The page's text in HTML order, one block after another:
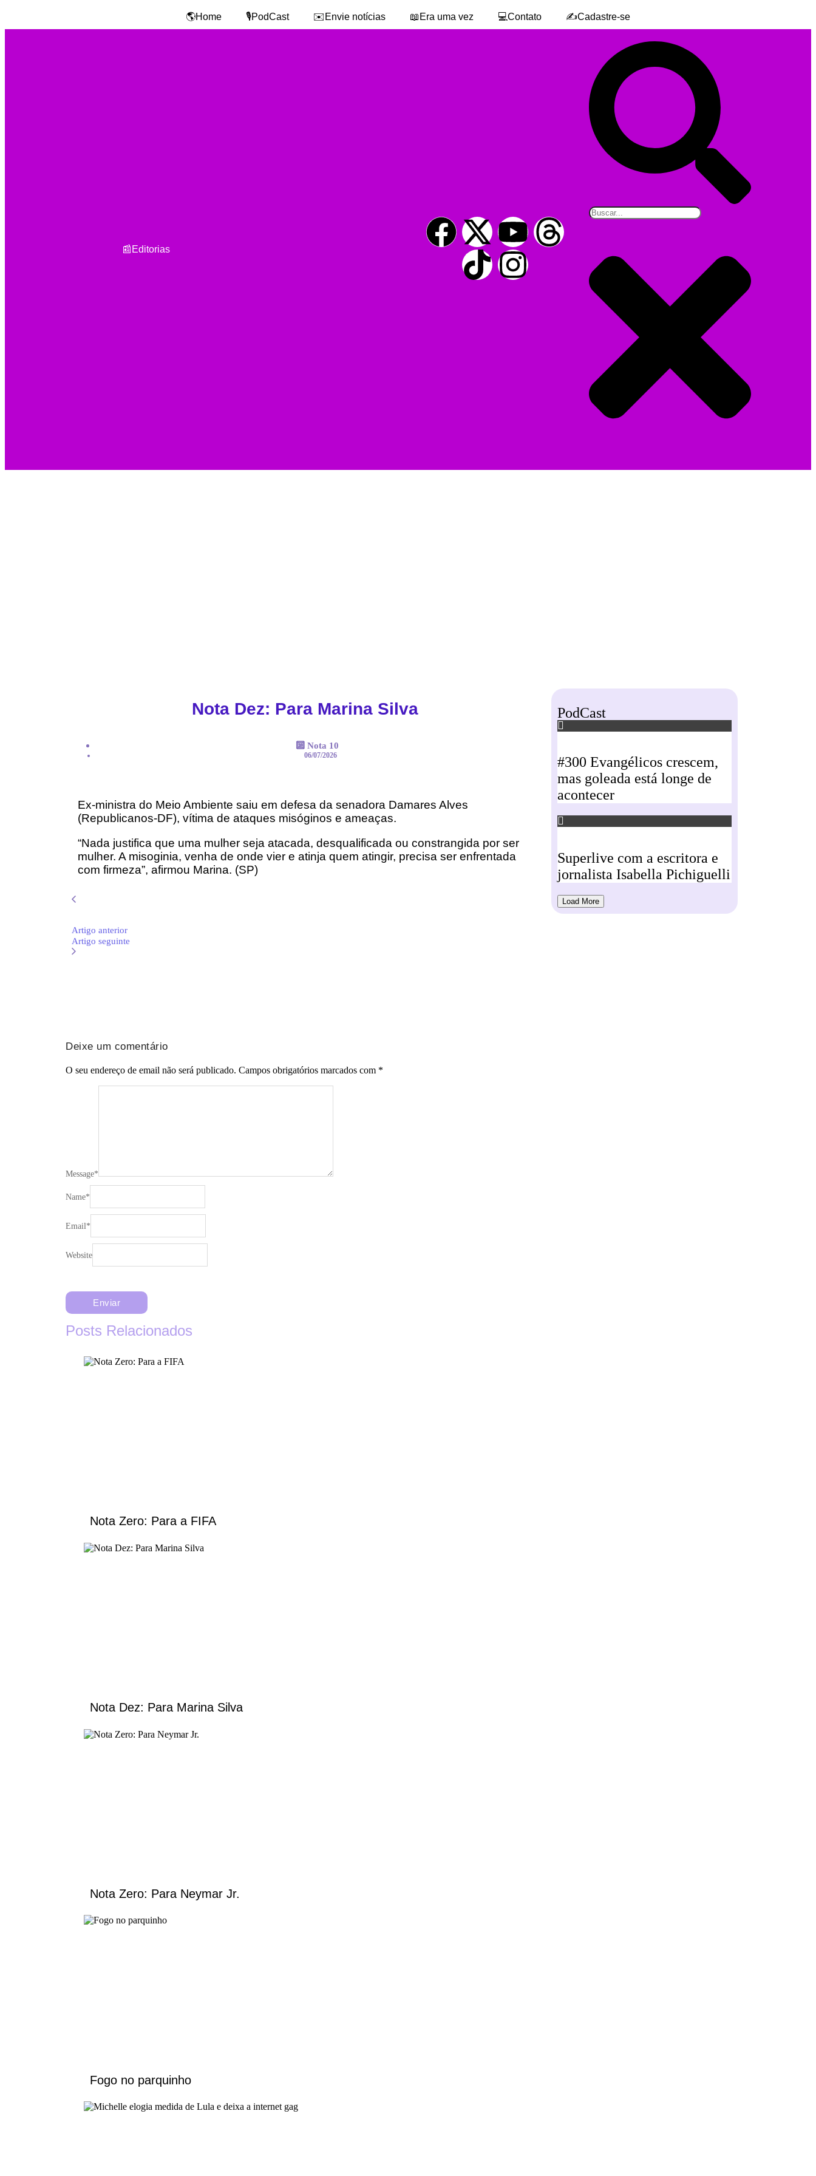
🌎Home 🎙️PodCast ✉️Envie notícias 📖Era uma vez 💻Contato ✍️Cadastre-se
📰Editorias
Nota Dez: Para Marina Silva
🔟 Nota 10
06/07/2026
Ex-ministra do Meio Ambiente saiu em defesa da senadora Damares Alves
(Republicanos-DF), vítima de ataques misóginos e ameaças.
“Nada justifica que uma mulher seja atacada, desqualificada ou constrangida por ser
mulher. A misoginia, venha de onde vier e atinja quem atingir, precisa ser enfrentada
com firmeza”, afirmou Marina. (SP)
Artigo anterior
Artigo seguinte
PodCast
#300 Evangélicos crescem,
mas goleada está longe de
acontecer
Superlive com a escritora e
jornalista Isabella Pichiguelli
Load More
Deixe um comentário
O seu endereço de email não será publicado. Campos obrigatórios marcados com *
Message*
Name*
Email*
Website
Posts Relacionados
Nota Zero: Para a FIFA
Nota Dez: Para Marina Silva
Nota Zero: Para Neymar Jr.
Fogo no parquinho